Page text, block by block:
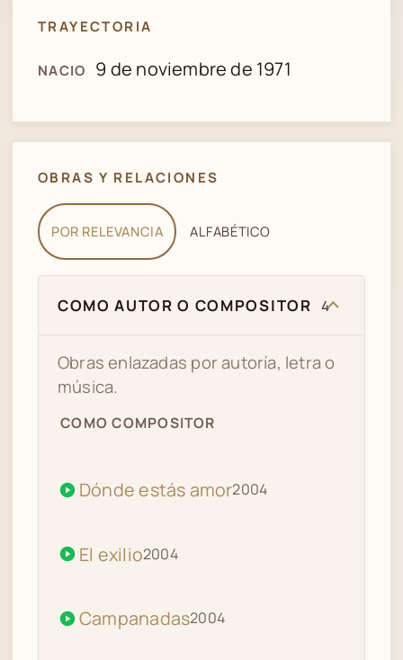
TRAYECTORIA
NACIO 9 de noviembre de 1971
OBRAS Y RELACIONES
POR RELEVANCIA ALFABÉTICO
COMO AUTOR O COMPOSITOR 4
Obras enlazadas por autoría, letra o
música.
COMO COMPOSITOR
Dónde estás amor2004
El exilio2004
Campanadas2004